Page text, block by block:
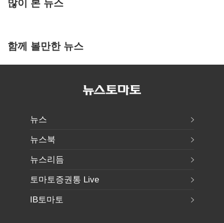
함께 볼만한 뉴스
뉴스
뉴스북
뉴스리듬
토마토증권통 Live
IB토마토